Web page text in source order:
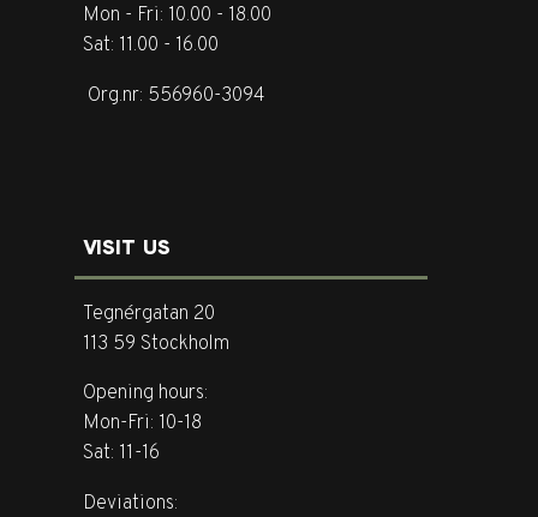
Mon - Fri: 10.00 - 18.00
Sat: 11.00 - 16.00
Org.nr: 556960-3094
VISIT US
Tegnérgatan 20
113 59 Stockholm
Opening hours:
Mon-Fri: 10-18
Sat: 11-16
Deviations: